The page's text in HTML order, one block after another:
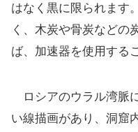
はなく黒に限られます
く、木炭や骨炭などの
ば、加速器を使用する
ロシアのウラル湾脈
い線描画があり、洞窟